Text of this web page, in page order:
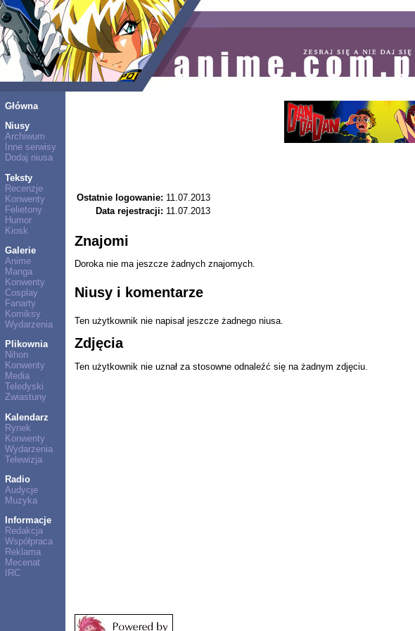
Główna
Niusy
Archiwum
Inne serwisy
Dodaj niusa
Teksty
Recenzje
Konwenty
Felietony
Humor
Kiosk
Galerie
Anime
Manga
Konwenty
Cosplay
Fanarty
Komiksy
Wydarzenia
Plikownia
Nihon
Konwenty
Media
Teledyski
Zwiastuny
Kalendarz
Rynek
Konwenty
Wydarzenia
Telewizja
Radio
Audycje
Muzyka
Informacje
Redakcja
Współpraca
Reklama
Mecenat
IRC
Ostatnie logowanie: 11.07.2013
Data rejestracji: 11.07.2013
Znajomi
Doroka nie ma jeszcze żadnych znajomych.
Niusy i komentarze
Ten użytkownik nie napisał jeszcze żadnego niusa.
Zdjęcia
Ten użytkownik nie uznał za stosowne odnaleźć się na żadnym zdjęciu.